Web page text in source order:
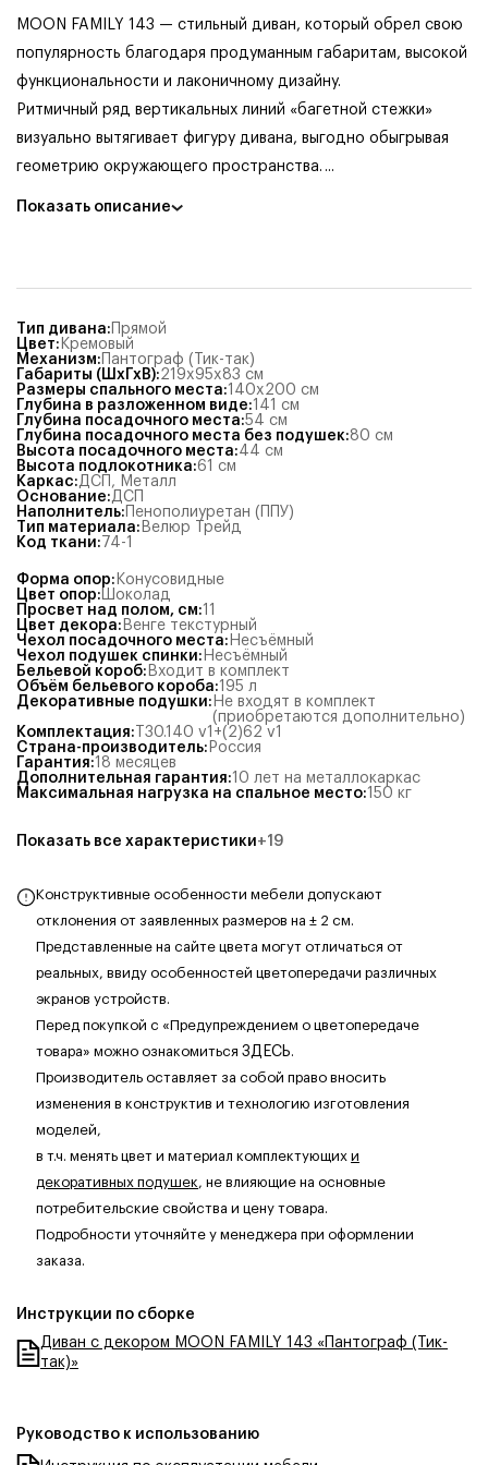
MOON FAMILY 143 — стильный диван, который обрел свою
популярность благодаря продуманным габаритам, высокой
функциональности и лаконичному дизайну.
Ритмичный ряд вертикальных линий «багетной стежки»
визуально вытягивает фигуру дивана, выгодно обыгрывая
геометрию окружающего пространства. ...
Показать описание
Тип дивана: Прямой
Цвет: Кремовый
Механизм: Пантограф (Тик-так)
Габариты (ШхГхВ):219x95x83 см
Размеры спального места:140x200 см
Глубина в разложенном виде:141
см
Глубина посадочного места:54 см
Глубина посадочного места без подушек:80 см
Высота посадочного места:44 см
Высота подлокотника:61
см
Каркас:ДСП, Металл
Основание:ДСП
Наполнитель: Пенополиуретан (ППУ)
Тип материала: Велюр Трейд
Код ткани: 74-1
Форма опор: Конусовидные
Цвет опор: Шоколад
Просвет над полом, см:11
Цвет декора: Венге текстурный
Чехол посадочного места: Несъёмный
Чехол подушек спинки: Несъёмный
Бельевой короб: Входит в комплект
Объём бельевого короба:195 л
Декоративные подушки: Не входят в комплект
(приобретаются дополнительно)
Комплектация: Т30.140 v1+(2)62 v1
Страна-производитель: Россия
Гарантия:18 месяцев
Дополнительная гарантия:10 лет на металлокаркас
Максимальная нагрузка на спальное место:150 кг
Показать все характеристики+19
Конструктивные особенности мебели допускают
отклонения от заявленных размеров на ± 2 см.
Представленные на сайте цвета могут отличаться от
реальных, ввиду особенностей цветопередачи различных
экранов устройств.
Перед покупкой с «Предупреждением о цветопередаче
товара» можно ознакомиться ЗДЕСЬ.
Производитель оставляет за собой право вносить
изменения в конструктив и технологию изготовления
моделей,
в т.ч. менять цвет и материал комплектующих и
декоративных подушек, не влияющие на основные
потребительские свойства и цену товара.
Подробности уточняйте у менеджера при оформлении
заказа.
Инструкции по сборке
Диван с декором MOON FAMILY 143 «Пантограф (Тик-
так)»
Руководство к использованию